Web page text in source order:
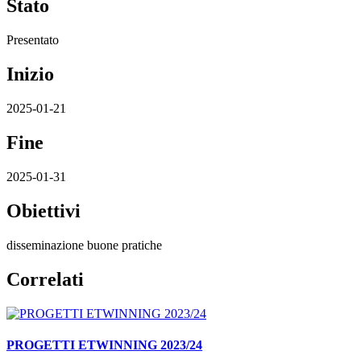
Stato
Presentato
Inizio
2025-01-21
Fine
2025-01-31
Obiettivi
disseminazione buone pratiche
Correlati
PROGETTI ETWINNING 2023/24